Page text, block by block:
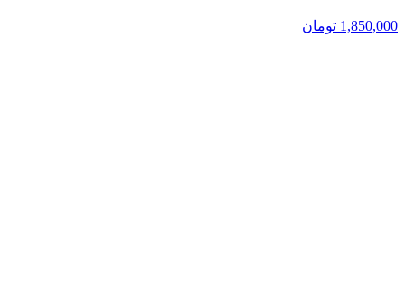
1,850,000 تومان